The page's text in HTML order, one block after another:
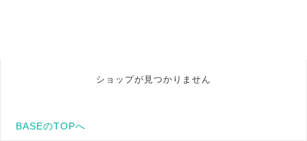
ショップが見つかりません
BASEのTOPへ